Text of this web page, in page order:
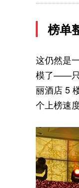
榜单
这仍然是
模了——只
丽酒店 5
个上榜速